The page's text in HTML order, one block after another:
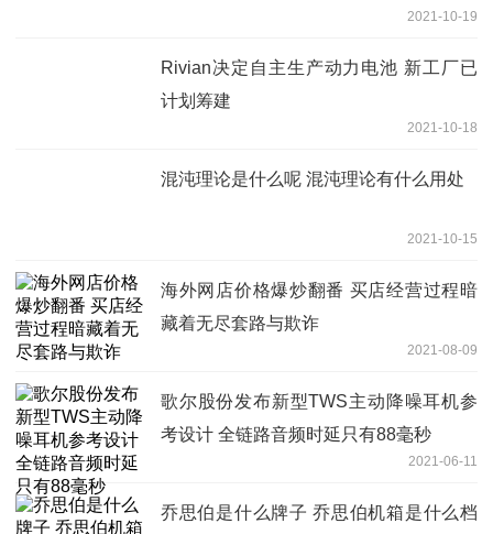
2021-10-19
Rivian决定自主生产动力电池 新工厂已
计划筹建
2021-10-18
混沌理论是什么呢 混沌理论有什么用处
2021-10-15
海外网店价格爆炒翻番 买店经营过程暗
藏着无尽套路与欺诈
2021-08-09
歌尔股份发布新型TWS主动降噪耳机参
考设计 全链路音频时延只有88毫秒
2021-06-11
乔思伯是什么牌子 乔思伯机箱是什么档